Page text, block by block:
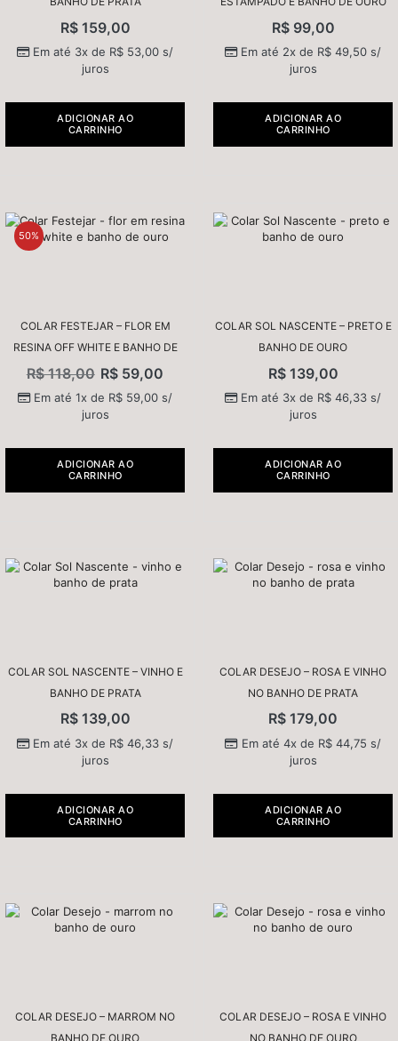
R$159,00
Em até 3x de R$ 53,00 s/
juros
ADICIONAR AO
CARRINHO
R$99,00
Em até 2x de R$ 49,50 s/
juros
ADICIONAR AO
CARRINHO
50%
COLAR FESTEJAR – FLOR EM
RESINA OFF WHITE E BANHO DE
OURO
R$118,00 R$ 59,00
Em até 1x de R$ 59,00 s/
juros
ADICIONAR AO
CARRINHO
COLAR SOL NASCENTE – PRETO E
BANHO DE OURO
R$139,00
Em até 3x de R$ 46,33 s/
juros
ADICIONAR AO
CARRINHO
COLAR SOL NASCENTE – VINHO E
BANHO DE PRATA
R$139,00
Em até 3x de R$ 46,33 s/
juros
ADICIONAR AO
CARRINHO
COLAR DESEJO – ROSA E VINHO
NO BANHO DE PRATA
R$ 179,00
Em até 4x de R$44,75 s/
juros
ADICIONAR AO
CARRINHO
COLAR DESEJO – MARROM NO
BANHO DE OURO
COLAR DESEJO – ROSA E VINHO
NO BANHO DE OURO